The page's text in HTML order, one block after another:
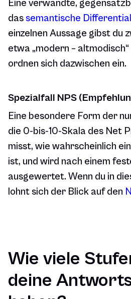
Eine verwandte,
dassemantische Differential
einzelnen Aussage gibst du
etwa „modern –
ordnen sich dazwischen ein.
Spezialfall NPS
Eine besondere Form der
die 0-bis-10-Skala des Net
misst, wie wahrscheinlich
ist, und wird nach einem
ausgewertet. Wenn du in
lohnt sich der Blick auf den
Wie viele
deine